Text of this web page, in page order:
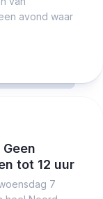
avond waar
tot 12 uur
7